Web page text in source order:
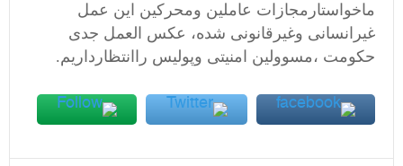
ماخواستارمجازات عاملین ومحرکین این عمل
غیرانسانی وغیرقانونی شده، عکس العمل جدی
حکومت ،مسوولین امنیتی وپولیس راانتظارداریم.